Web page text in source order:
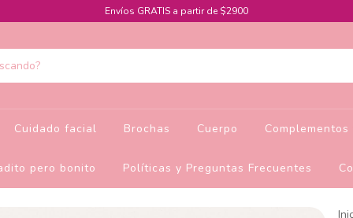
Envíos GRATIS a partir de $2900
Cuidado facial Brochas Cuerpo
pero bonito Políticas y Preguntas Frecuentes